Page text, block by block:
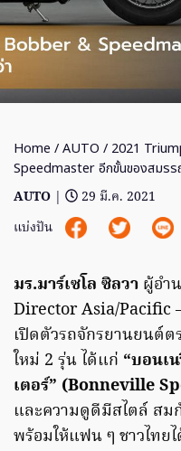
Home /AUTO / 2021
Speedmaster อีกขั้นของสมรร
AUTO |
29 มี.ค. 2021
แบ่งปัน
มร.มาร์เซโล ซิลวา ผู้อำ
Director Asia/Pacific
เปิดตัวรถจักรยานยนต์
ใหม่ 2 รุ่น ได้แก่ “บอนเ
เตอร์” (Bonneville
และความดูดีมีสไตล์ ส
พร้อมให้แฟน ๆ ชาวไทย